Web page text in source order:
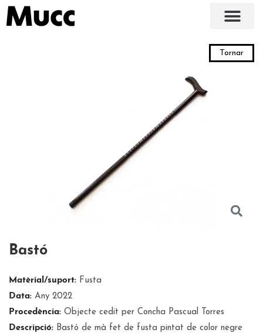
Tornar
Bastó
Matèrial/suport: Fusta
Data: Any 2022
Procedència: Objecte cedit per Concha Pascual Torres
Descripció: Bastó de mà fet de fusta pintat de color negre